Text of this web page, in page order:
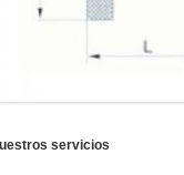
servicios